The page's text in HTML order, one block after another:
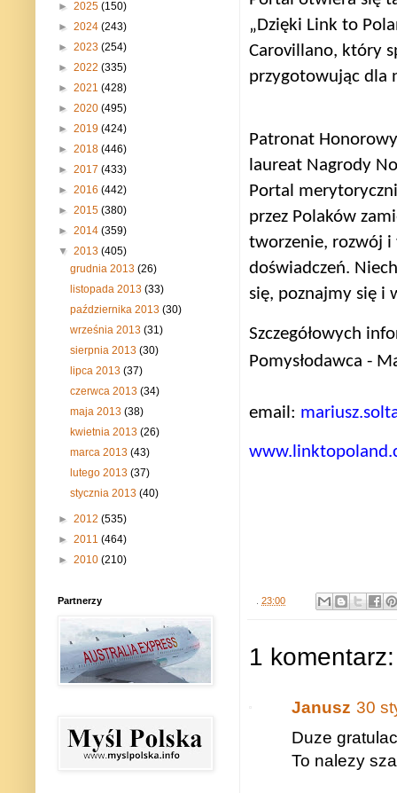
„Dzięki Link to
Carovillano, który
przygotowując dla
Patronat
laureat Nagrody
Portal
przez Polaków
tworzenie, rozwój i
doświadczeń.
się, poznajmy się i
Szczegółowych
Pomysłodawca -
email:
23:00
1 komentarz:
Janusz 30
Duze
To nalezy
► 2025 (150)
► 2024 (243)
► 2023 (254)
► 2022 (335)
► 2021 (428)
► 2020 (495)
► 2019 (424)
► 2018 (446)
► 2017 (433)
► 2016 (442)
► 2015 (380)
► 2014 (359)
▼ 2013 (405)
grudnia 2013(26)
listopada 2013(33)
października 2013(30)
września 2013(31)
sierpnia 2013(30)
lipca 2013(37)
czerwca 2013(34)
maja 2013(38)
kwietnia 2013(26)
marca 2013(43)
lutego 2013(37)
stycznia 2013(40)
► 2012 (535)
► 2011 (464)
► 2010 (210)
Partnerzy